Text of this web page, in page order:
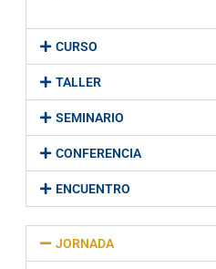
CURSO
TALLER
SEMINARIO
CONFERENCIA
ENCUENTRO
JORNADA